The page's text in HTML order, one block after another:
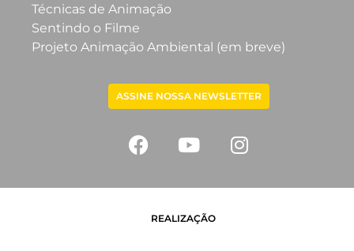
Técnicas de Animação
Sentindo o Filme
Projeto Animação Ambiental (em breve)
ASSINE NOSSA NEWSLETTER
REALIZAÇÃO